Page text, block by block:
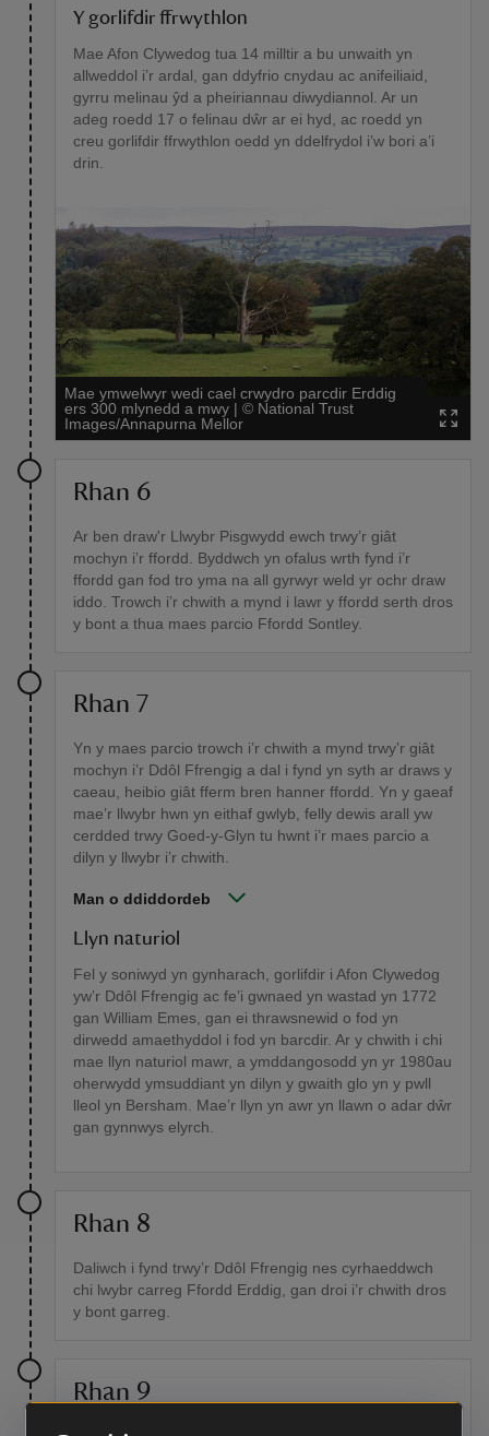
Y gorlifdir ffrwythlon
Mae Afon Clywedog tua 14 milltir a bu unwaith yn
allweddol i’r ardal, gan ddyfrio cnydau ac anifeiliaid,
gyrru melinau ŷd a pheiriannau diwydiannol. Ar un
adeg roedd 17 o felinau dŵr ar ei hyd, ac roedd yn
creu gorlifdir ffrwythlon oedd yn ddelfrydol i’w bori a’i
drin.
Mae ymwelwyr wedi cael crwydro parcdir Erddig
ers 300 mlynedd a mwy | © National Trust
Images/Annapurna Mellor
Rhan 6
Ar ben draw'r Llwybr Pisgwydd ewch trwy’r giât
mochyn i’r ffordd. Byddwch yn ofalus wrth fynd i’r
ffordd gan fod tro yma na all gyrwyr weld yr ochr draw
iddo. Trowch i’r chwith a mynd i lawr y ffordd serth dros
y bont a thua maes parcio Ffordd Sontley.
Rhan 7
Yn y maes parcio trowch i’r chwith a mynd trwy’r giât
mochyn i’r Ddôl Ffrengig a dal i fynd yn syth ar draws y
caeau, heibio giât fferm bren hanner ffordd. Yn y gaeaf
mae’r llwybr hwn yn eithaf gwlyb, felly dewis arall yw
cerdded trwy Goed-y-Glyn tu hwnt i’r maes parcio a
dilyn y llwybr i’r chwith.
Man o ddiddordeb
Llyn naturiol
Fel y soniwyd yn gynharach, gorlifdir i Afon Clywedog
yw’r Ddôl Ffrengig ac fe’i gwnaed yn wastad yn 1772
gan William Emes, gan ei thrawsnewid o fod yn
dirwedd amaethyddol i fod yn barcdir. Ar y chwith i chi
mae llyn naturiol mawr, a ymddangosodd yn yr 1980au
oherwydd ymsuddiant yn dilyn y gwaith glo yn y pwll
lleol yn Bersham. Mae’r llyn yn awr yn llawn o adar dŵr
gan gynnwys elyrch.
Rhan 8
Daliwch i fynd trwy’r Ddôl Ffrengig nes cyrhaeddwch
chi lwybr carreg Ffordd Erddig, gan droi i’r chwith dros
y bont garreg.
Rhan 9